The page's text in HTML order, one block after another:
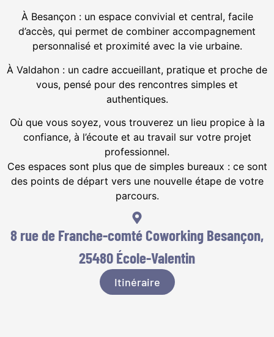
À Besançon : un espace convivial et central, facile
d’accès, qui permet de combiner accompagnement
personnalisé et proximité avec la vie urbaine.
À Valdahon : un cadre accueillant, pratique et proche de
vous, pensé pour des rencontres simples et
authentiques.
Où que vous soyez, vous trouverez un lieu propice à la
confiance, à l’écoute et au travail sur votre projet
professionnel.
Ces espaces sont plus que de simples bureaux : ce sont
des points de départ vers une nouvelle étape de votre
parcours.
8 rue de Franche-comté Coworking Besançon,
25480 École-Valentin
Itinéraire